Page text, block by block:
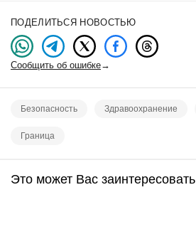
ПОДЕЛИТЬСЯ НОВОСТЬЮ
Сообщить об ошибке→
Безопасность Здравоохранение
Граница
Это может Вас заинтересовать